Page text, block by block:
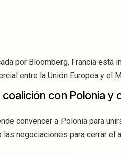
por Bloomberg, Francia
entre la Unión Europea y el
con Polonia y
convencer a Polonia para
negociaciones para cerrar el